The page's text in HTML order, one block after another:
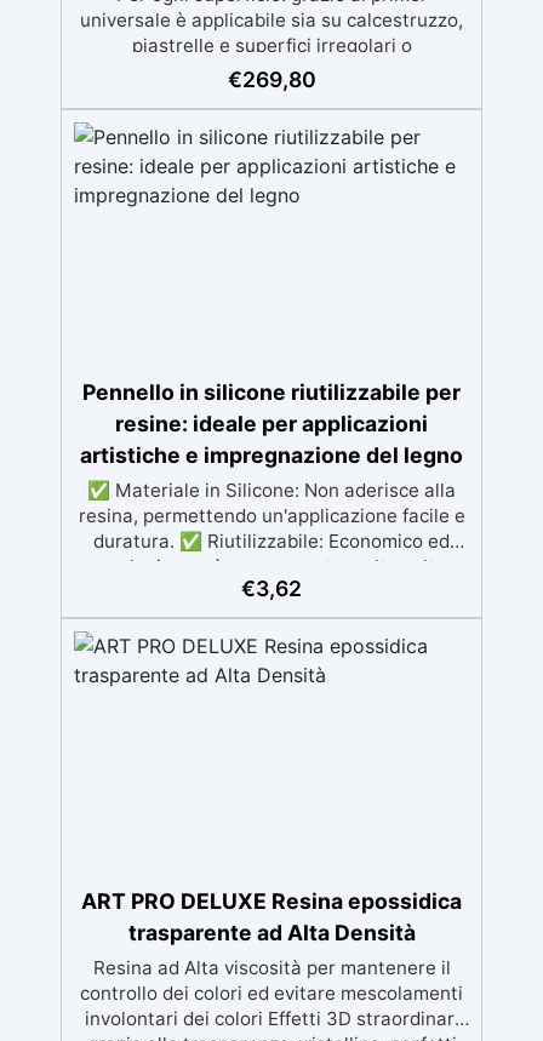
universale è applicabile sia su calcestruzzo,
piastrelle e superfici irregolari o
danneggiate. ✅ Facile da applicare: Video
Guida completa inclusa, 3 semplici passaggi,
finitura protettiva antigraffio. ✅ Risultati
professionali: Sistema autolivellante,
resistente ai raggi UV, duraturo e con finitura
€269,80
Pennello in silicone riutilizzabile per
resine: ideale per applicazioni
artistiche e impregnazione del legno
✅ Materiale in Silicone: Non aderisce alla
resina, permettendo un'applicazione facile e
duratura. ✅ Riutilizzabile: Economico ed
ecologico, può essere usato molte volte
senza perdere efficacia. ✅ Precisione e
Uniformità: Assicura un'applicazione precisa
e uniforme della resina. ✅ Versatilità:
Perfetto per applicazioni artistiche e per
impregnare legno e materiali porosi. ✅
€3,62
ART PRO DELUXE Resina epossidica
trasparente ad Alta Densità
Resina ad Alta viscosità per mantenere il
controllo dei colori ed evitare mescolamenti
involontari dei colori Effetti 3D straordinari